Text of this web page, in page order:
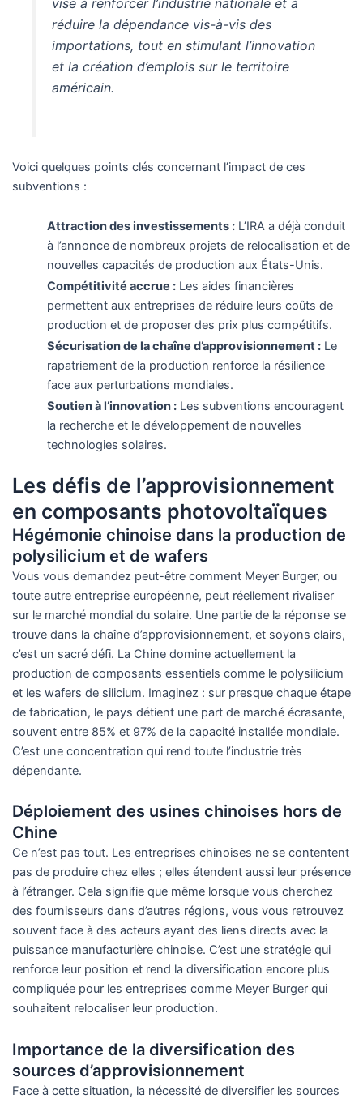
vise à renforcer l’industrie nationale et à
réduire la dépendance vis-à-vis des
importations, tout en stimulant l’innovation
et la création d’emplois sur le territoire
américain.
Voici quelques points clés concernant l’impact de ces
subventions :
Attraction des investissements : L’IRA a déjà conduit
à l’annonce de nombreux projets de relocalisation et de
nouvelles capacités de production aux États-Unis.
Compétitivité accrue : Les aides financières
permettent aux entreprises de réduire leurs coûts de
production et de proposer des prix plus compétitifs.
Sécurisation de la chaîne d’approvisionnement : Le
rapatriement de la production renforce la résilience
face aux perturbations mondiales.
Soutien à l’innovation : Les subventions encouragent
la recherche et le développement de nouvelles
technologies solaires.
Les défis de l’approvisionnement
en composants photovoltaïques
Hégémonie chinoise dans la production de
polysilicium et de wafers
Vous vous demandez peut-être comment Meyer Burger, ou
toute autre entreprise européenne, peut réellement rivaliser
sur le marché mondial du solaire. Une partie de la réponse se
trouve dans la chaîne d’approvisionnement, et soyons clairs,
c’est un sacré défi. La Chine domine actuellement la
production de composants essentiels comme le polysilicium
et les wafers de silicium. Imaginez : sur presque chaque étape
de fabrication, le pays détient une part de marché écrasante,
souvent entre 85% et 97% de la capacité installée mondiale.
C’est une concentration qui rend toute l’industrie très
dépendante.
Déploiement des usines chinoises hors de
Chine
Ce n’est pas tout. Les entreprises chinoises ne se contentent
pas de produire chez elles ; elles étendent aussi leur présence
à l’étranger. Cela signifie que même lorsque vous cherchez
des fournisseurs dans d’autres régions, vous vous retrouvez
souvent face à des acteurs ayant des liens directs avec la
puissance manufacturière chinoise. C’est une stratégie qui
renforce leur position et rend la diversification encore plus
compliquée pour les entreprises comme Meyer Burger qui
souhaitent relocaliser leur production.
Importance de la diversification des
sources d’approvisionnement
Face à cette situation, la nécessité de diversifier les sources